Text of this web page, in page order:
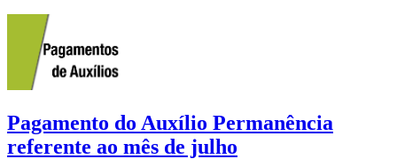
Pagamento do Auxílio Permanência
referente ao mês de julho